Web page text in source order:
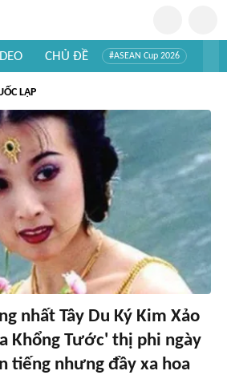
CHỦ ĐỀ #ASEAN Cup 2026
LẬP
nhất Tây Du Ký Kim Xảo
Khổng Tước' thị phi ngày
tiếng nhưng đầy xa hoa